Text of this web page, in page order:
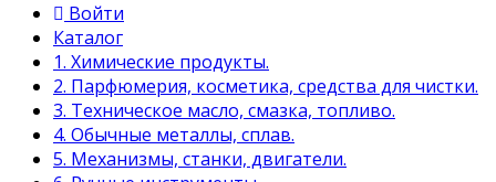
Войти
Каталог
1. Химические продукты.
2. Парфюмерия, косметика, средства для чистки.
3. Техническое масло, смазка, топливо.
4. Обычные металлы, сплав.
5. Механизмы, станки, двигатели.